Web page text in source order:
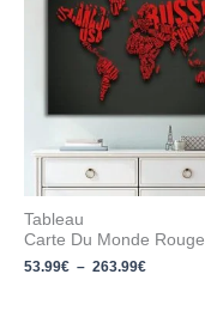
Tableau
Carte Du Monde Rouge
53.99€ – 263.99€
prix :
53.99€
à
263.99€